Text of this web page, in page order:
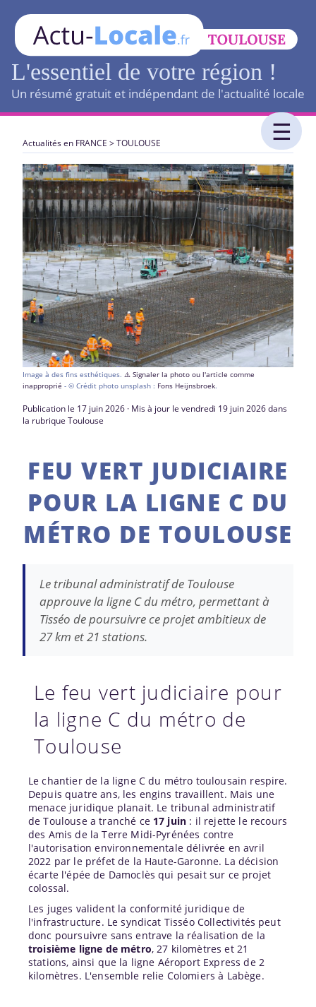
L'essentiel de votre région !
Un résumé gratuit et indépendant de l'actualité locale
Actualités en FRANCE >TOULOUSE
Image à des fins esthétiques. ⚠️ Signaler la photo ou l'article comme
inapproprié - © Crédit photo unsplash : Fons Heijnsbroek.
Publication le 17 juin 2026 · Mis à jour le vendredi 19 juin 2026 dans
la rubrique Toulouse
FEU VERT JUDICIAIRE
POUR LA LIGNE C DU
MÉTRO DE TOULOUSE
Le tribunal administratif de Toulouse
approuve la ligne C du métro, permettant à
Tisséo de poursuivre ce projet ambitieux de
27 km et 21 stations.
Le feu vert judiciaire pour
la ligne C du métro de
Toulouse
Le chantier de la ligne C du métro toulousain respire.
Depuis quatre ans, les engins travaillent. Mais une
menace juridique planait. Le tribunal administratif
de Toulouse a tranché ce 17 juin : il rejette le recours
des Amis de la Terre Midi-Pyrénées contre
l'autorisation environnementale délivrée en avril
2022 par le préfet de la Haute-Garonne. La décision
écarte l'épée de Damoclès qui pesait sur ce projet
colossal.
Les juges valident la conformité juridique de
l'infrastructure. Le syndicat Tisséo Collectivités peut
donc poursuivre sans entrave la réalisation de la
troisième ligne de métro, 27 kilomètres et 21
stations, ainsi que la ligne Aéroport Express de 2
kilomètres. L'ensemble relie Colomiers à Labège.